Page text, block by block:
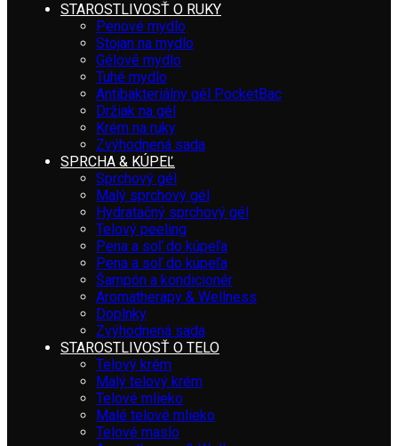
STAROSTLIVOSŤ O RUKY
Penové mydlo
Stojan na mydlo
Gélové mydlo
Tuhé mydlo
Antibakteriálny gél PocketBac
Držiak na gél
Krém na ruky
Zvýhodnená sada
SPRCHA & KÚPEĽ
Sprchový gél
Malý sprchový gél
Hydratačný sprchový gél
Telový peeling
Pena a soľ do kúpeľa
Pena a soľ do kúpeľa
Šampón a kondicionér
Aromatherapy & Wellness
Doplnky
Zvýhodnená sada
STAROSTLIVOSŤ O TELO
Telový krém
Malý telový krém
Telové mlieko
Malé telové mlieko
Telové maslo